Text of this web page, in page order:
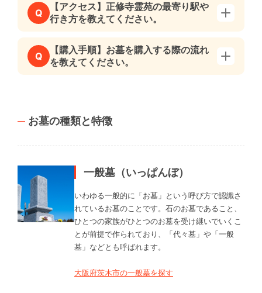
Q
【アクセス】正修寺霊苑の最寄り駅や
行き方を教えてください。
Q
【購入手順】お墓を購入する際の流れ
を教えてください。
お墓の種類と特徴
一般墓（いっぱんぼ）
いわゆる一般的に「お墓」という呼び方で認識さ
れているお墓のことです。石のお墓であること、
ひとつの家族がひとつのお墓を受け継いでいくこ
とが前提で作られており、「代々墓」や「一般
墓」などとも呼ばれます。
大阪府茨木市の一般墓を探す